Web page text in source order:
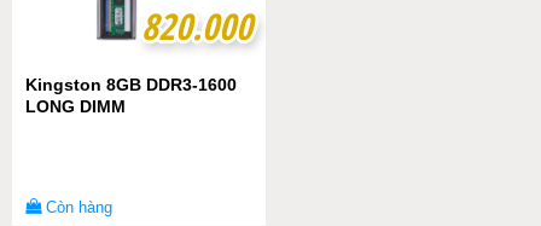
820.000
820.000
Kingston 8GB DDR3-1600
LONG DIMM
Còn hàng